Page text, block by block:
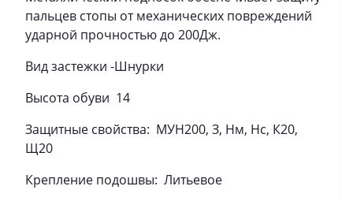
пальцев стопы от механических повреждений
ударной прочностью до 200Дж.
Вид застежки -Шнурки
Высота обуви 14
Защитные свойства: МУН200, З, Нм, Нс, К20,
Щ20
Крепление подошвы: Литьевое